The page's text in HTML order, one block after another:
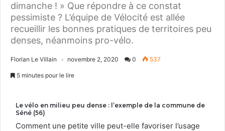
dimanche ! » Que répondre à ce constat
pessimiste ? L’équipe de Vélocité est allée
recueillir les bonnes pratiques de territoires peu
denses, néanmoins pro-vélo.
Florian Le Villain novembre 2, 2020 0 537
5 minutes pour le lire
Le vélo en milieu peu dense : l’exemple de la commune de
Séné (56)
Com­ment une petite ville peut-elle favoris­er l’usage